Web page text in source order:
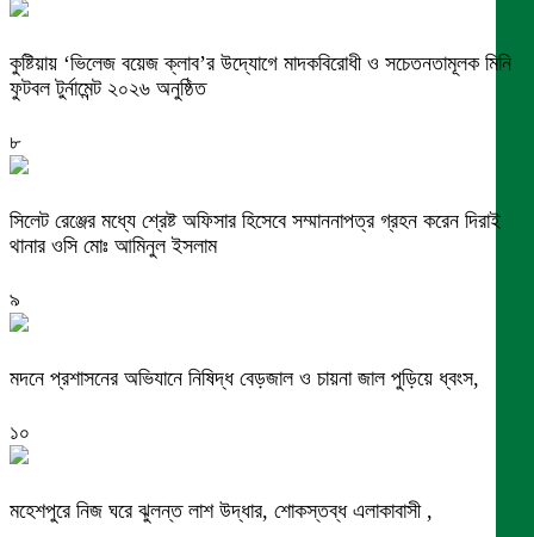
কুষ্টিয়ায় ‘ভিলেজ বয়েজ ক্লাব’র উদ্যোগে মাদকবিরোধী ও সচেতনতামূলক মিনি
ফুটবল টুর্নামেন্ট ২০২৬ অনুষ্ঠিত
৮
সিলেট রেঞ্জের মধ্যে শ্রেষ্ট অফিসার হিসেবে সম্মাননাপত্র গ্রহন করেন দিরাই
থানার ওসি মোঃ আমিনুল ইসলাম
৯
মদনে প্রশাসনের অভিযানে নিষিদ্ধ বেড়জাল ও চায়না জাল পুড়িয়ে ধ্বংস,
১০
মহেশপুরে নিজ ঘরে ঝুলন্ত লাশ উদ্ধার, শোকস্তব্ধ এলাকাবাসী ,